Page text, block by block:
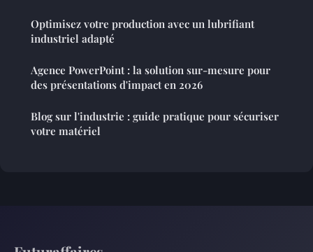
Optimisez votre production avec un lubrifiant
industriel adapté
Agence PowerPoint : la solution sur-mesure pour
des présentations d'impact en 2026
Blog sur l'industrie : guide pratique pour sécuriser
votre matériel